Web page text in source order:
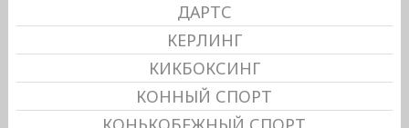
ДАРТС
КЕРЛИНГ
КИКБОКСИНГ
КОННЫЙ СПОРТ